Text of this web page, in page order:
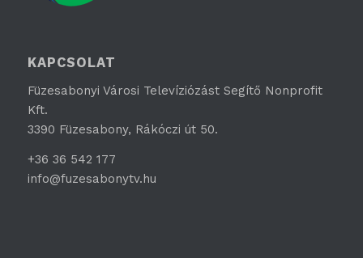
KAPCSOLAT
Füzesabonyi Városi Televíziózást Segítő Nonprofit
Kft.
3390 Füzesabony, Rákóczi út 50.
+36 36 542 177
info@fuzesabonytv.hu